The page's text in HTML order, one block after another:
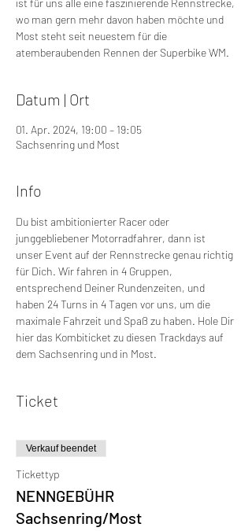
ist für uns alle eine faszinierende Rennstrecke,
wo man gern mehr davon haben möchte und
Most steht seit neuestem für die
atemberaubenden Rennen der Superbike WM.
Datum | Ort
01. Apr. 2024, 19:00 – 19:05
Sachsenring und Most
Info
Du bist ambitionierter Racer oder
junggebliebener Motorradfahrer, dann ist
unser Event auf der Rennstrecke genau richtig
für Dich. Wir fahren in 4 Gruppen,
entsprechend Deiner Rundenzeiten, und
haben 24 Turns in 4 Tagen vor uns, um die
maximale Fahrzeit und Spaß zu haben. Hole Dir
hier das Kombiticket zu diesen Trackdays auf
dem Sachsenring und in Most.
Ticket
Verkauf beendet
Tickettyp
NENNGEBÜHR
Sachsenring/Most